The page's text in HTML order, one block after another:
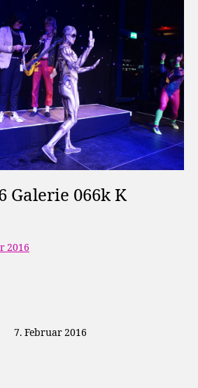
Galerie 066k K
2016
7. Februar 2016